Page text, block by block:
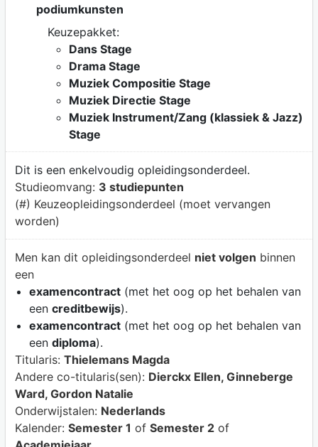
podiumkunsten
Keuzepakket:
Dans Stage
Drama Stage
Muziek Compositie Stage
Muziek Directie Stage
Muziek Instrument/Zang (klassiek & Jazz)
Stage
Dit is een enkelvoudig opleidingsonderdeel.
Studieomvang: 3 studiepunten
(#) Keuzeopleidingsonderdeel (moet vervangen
worden)
Men kan dit opleidingsonderdeel niet volgen binnen
een
examencontract(met het oog op het behalen van
een creditbewijs).
examencontract(met het oog op het behalen van
een diploma).
Titularis: Thielemans Magda
Andere co-titularis(sen): Dierckx Ellen, Ginneberge
Ward, Gordon Natalie
Onderwijstalen: Nederlands
Kalender: Semester 1 of Semester 2of